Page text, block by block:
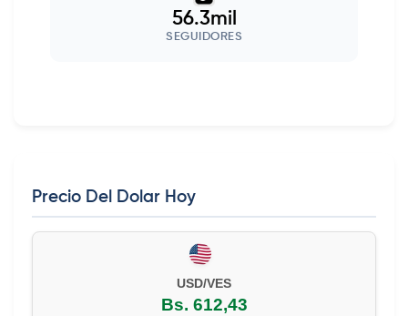
56.3mil
SEGUIDORES
Precio Del Dolar Hoy
USD/VES
Bs. 612,43